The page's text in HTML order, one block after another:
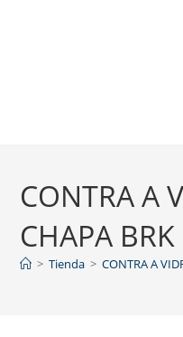
CONTRA A
CHAPA
> Tienda > CONTRA A